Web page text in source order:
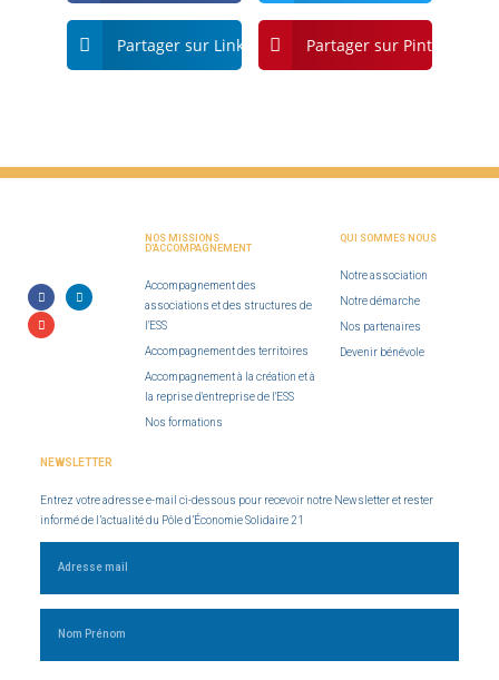
Partager sur Linkdin Partager sur Pinterest
NOS MISSIONS
D'ACCOMPAGNEMENT
Accompagnement des
associations et des structures de
l'ESS
Accompagnement des territoires
Accompagnement à la création et à
la reprise d'entreprise de l'ESS
Nos formations
QUI SOMMES NOUS
Notre association
Notre démarche
Nos partenaires
Devenir bénévole
NEWSLETTER
Entrez votre adresse e-mail ci-dessous pour recevoir notre Newsletter et rester
informé de l’actualité du Pôle d’Économie Solidaire 21